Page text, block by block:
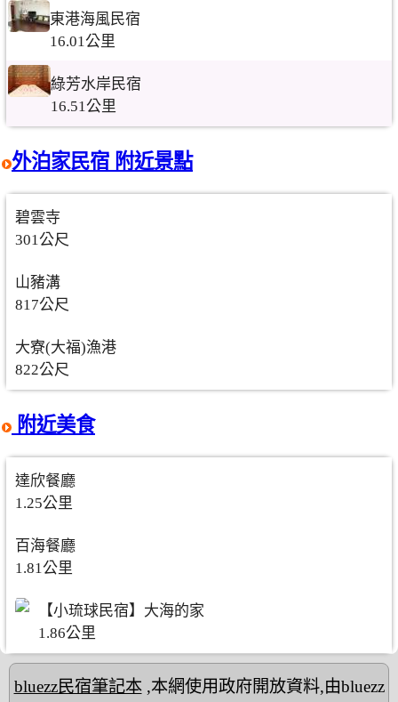
東港海風民宿
16.01公里
綠芳水岸民宿
16.51公里
外泊家民宿 附近景點
碧雲寺
301公尺
山豬溝
817公尺
大寮(大福)漁港
822公尺
附近美食
達欣餐廳
1.25公里
百海餐廳
1.81公里
【小琉球民宿】大海的家
1.86公里
bluezz民宿筆記本,本網使用政府開放資料,由bluezz